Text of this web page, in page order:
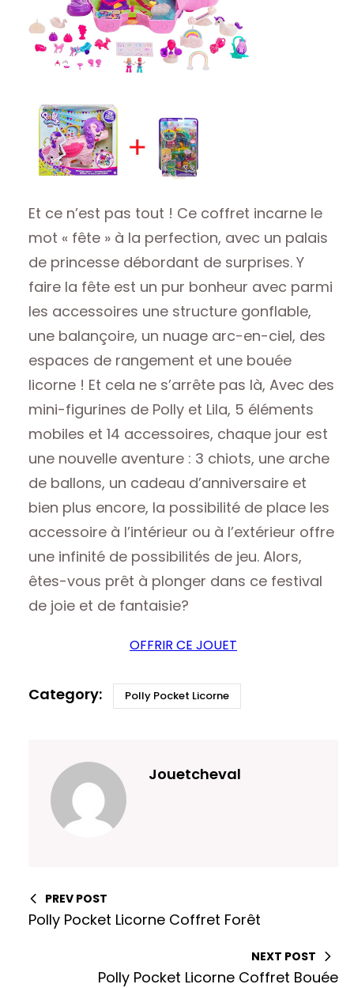
Et ce n’est pas tout ! Ce coffret incarne le
mot « fête » à la perfection, avec un palais
de princesse débordant de surprises. Y
faire la fête est un pur bonheur avec parmi
les accessoires une structure gonflable,
une balançoire, un nuage arc-en-ciel, des
espaces de rangement et une bouée
licorne ! Et cela ne s’arrête pas là, Avec des
mini-figurines de Polly et Lila, 5 éléments
mobiles et 14 accessoires, chaque jour est
une nouvelle aventure : 3 chiots, une arche
de ballons, un cadeau d’anniversaire et
bien plus encore, la possibilité de place les
accessoire à l’intérieur ou à l’extérieur offre
une infinité de possibilités de jeu. Alors,
êtes-vous prêt à plonger dans ce festival
de joie et de fantaisie?
OFFRIR CE JOUET
Polly Pocket Licorne
Jouetcheval
PREV POST
Polly Pocket Licorne Coffret Forêt
NEXT POST
Polly Pocket Licorne Coffret Bouée